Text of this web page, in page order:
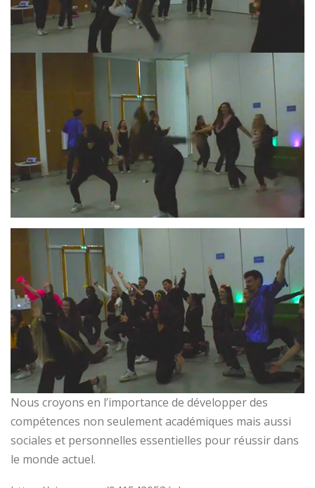
Nous croyons en l’importance de développer des
compétences non seulement académiques mais aussi
sociales et personnelles essentielles pour réussir dans
le monde actuel.